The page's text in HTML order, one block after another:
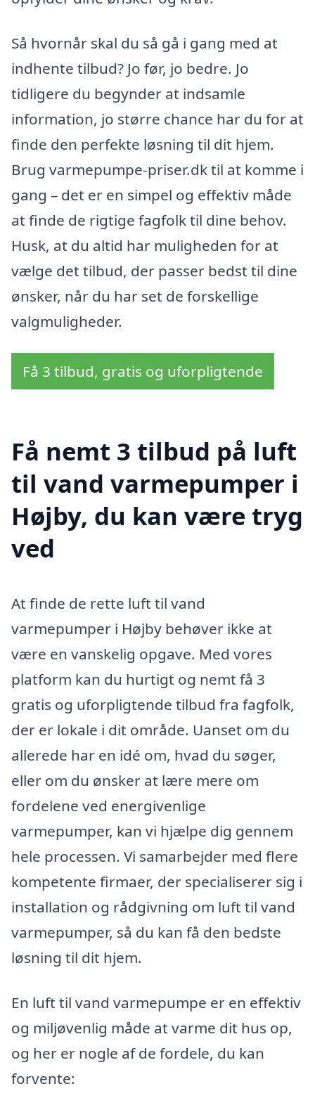
Så hvornår skal du så gå i gang med at
indhente tilbud? Jo før, jo bedre. Jo
tidligere du begynder at indsamle
information, jo større chance har du for at
finde den perfekte løsning til dit hjem.
Brug varmepumpe-priser.dk til at komme i
gang – det er en simpel og effektiv måde
at finde de rigtige fagfolk til dine behov.
Husk, at du altid har muligheden for at
vælge det tilbud, der passer bedst til dine
ønsker, når du har set de forskellige
valgmuligheder.
Få 3 tilbud, gratis og uforpligtende
Få nemt 3 tilbud på luft
til vand varmepumper i
Højby, du kan være tryg
ved
At finde de rette luft til vand
varmepumper i Højby behøver ikke at
være en vanskelig opgave. Med vores
platform kan du hurtigt og nemt få 3
gratis og uforpligtende tilbud fra fagfolk,
der er lokale i dit område. Uanset om du
allerede har en idé om, hvad du søger,
eller om du ønsker at lære mere om
fordelene ved energivenlige
varmepumper, kan vi hjælpe dig gennem
hele processen. Vi samarbejder med flere
kompetente firmaer, der specialiserer sig i
installation og rådgivning om luft til vand
varmepumper, så du kan få den bedste
løsning til dit hjem.
En luft til vand varmepumpe er en effektiv
og miljøvenlig måde at varme dit hus op,
og her er nogle af de fordele, du kan
forvente: